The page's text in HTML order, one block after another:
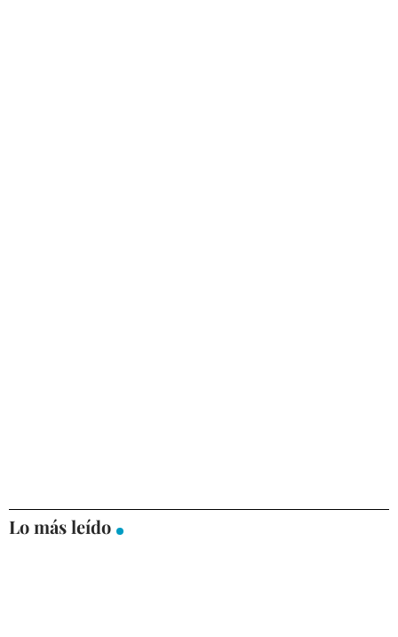
Lo más leído